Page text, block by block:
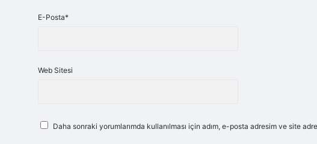
E-Posta*
Web Sitesi
Daha sonraki yorumlarımda kullanılması için adım, e-posta adresim ve site